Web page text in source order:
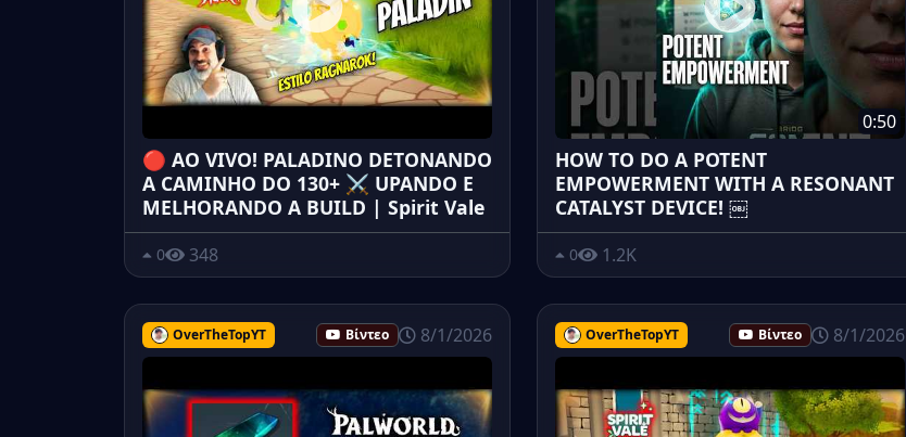
🔴 AO VIVO! PALADINO DETONANDO
A CAMINHO DO 130+ ⚔️ UPANDO E
MELHORANDO A BUILD | Spirit Vale
0 348
0:50
HOW TO DO A POTENT
EMPOWERMENT WITH A RESONANT
CATALYST DEVICE! ￼
0 1.2K
OverTheTopYT Βίντεο 8/1/2026 OverTheTopYT Βίντεο 8/1/2026